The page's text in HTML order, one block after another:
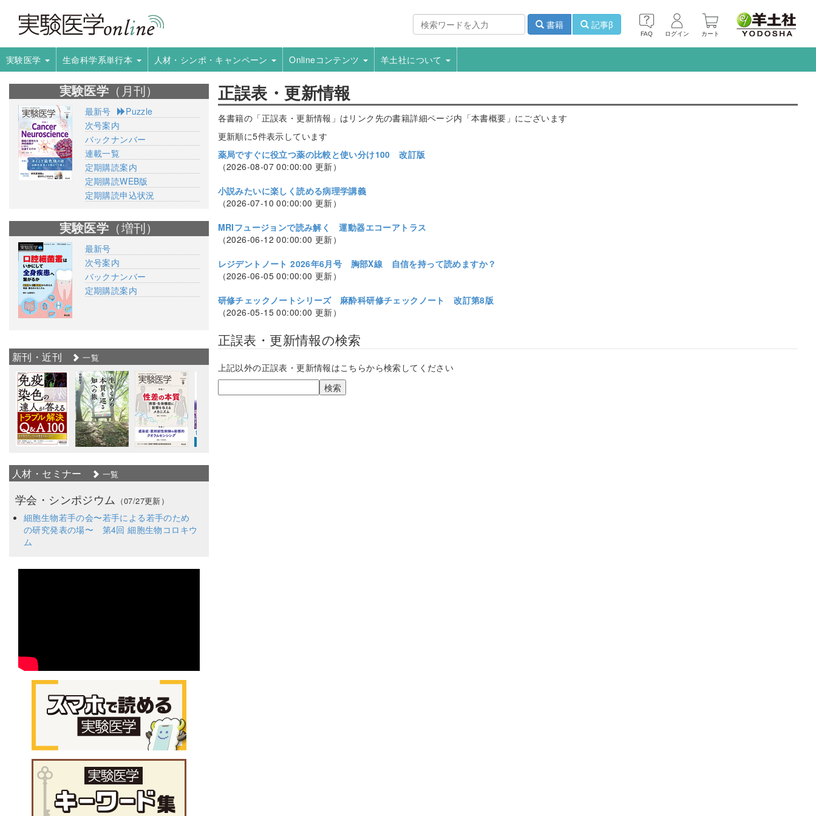
FAQ ログイン カート
書籍 記事β
実験医学 生命科学系単行本 人材・シンポ・キャンペーン Onlineコンテンツ 羊土社について
正誤表・更新情報
各書籍の「正誤表・更新情報」はリンク先の書籍詳細ページ内「本書概要」にございます
更新順に5件表示しています
薬局ですぐに役立つ薬の比較と使い分け100 改訂版
（2026-08-07 00:00:00 更新）
小説みたいに楽しく読める病理学講義
（2026-07-10 00:00:00 更新）
MRIフュージョンで読み解く 運動器エコーアトラス
（2026-06-12 00:00:00 更新）
レジデントノート 2026年6月号 胸部X線 自信を持って読めますか？
（2026-06-05 00:00:00 更新）
研修チェックノートシリーズ 麻酔科研修チェックノート 改訂第8版
（2026-05-15 00:00:00 更新）
正誤表・更新情報の検索
上記以外の正誤表・更新情報はこちらから検索してください
実験医学 （月刊）
最新号
Puzzle
次号案内
バックナンバー
連載一覧
定期購読案内
定期購読WEB版
定期購読申込状況
実験医学 （増刊）
最新号
次号案内
バックナンバー
定期購読案内
新刊・近刊 一覧
人材・セミナー 一覧
学会・シンポジウム （07/27更新）
細胞生物若手の会〜若手による若手のため
の研究発表の場〜 第4回 細胞生物コロキウ
ム